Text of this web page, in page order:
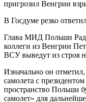
В Госдуме резко
Глава МИД Польши
коллеги из Венгрии
ВСУ выведут из строя
Изначально он отметил,
самолета с
пространство Польши
самолет» для